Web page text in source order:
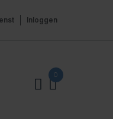
Inloggen
0